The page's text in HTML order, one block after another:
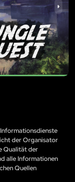
der Organisator
Qualität der
alle Informationen
Quellen